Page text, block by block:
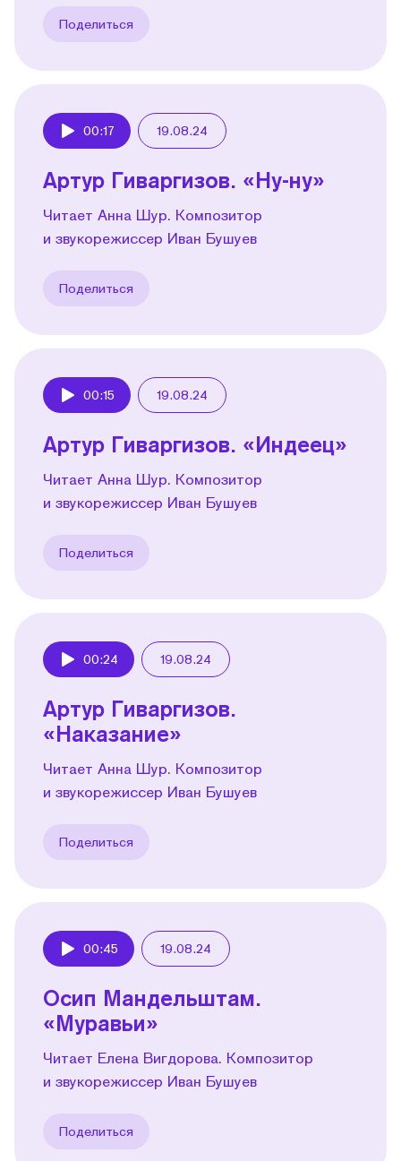
Поделиться
00:17 19.08.24
Артур Гиваргизов. «Ну-ну»
Читает Анна Шур. Композитор
и звукорежиссер Иван Бушуев
Поделиться
00:15 19.08.24
Артур Гиваргизов. «Индеец»
Читает Анна Шур. Композитор
и звукорежиссер Иван Бушуев
Поделиться
00:24 19.08.24
Артур Гиваргизов.
«Наказание»
Читает Анна Шур. Композитор
и звукорежиссер Иван Бушуев
Поделиться
00:45 19.08.24
Осип Мандельштам.
«Муравьи»
Читает Елена Вигдорова. Композитор
и звукорежиссер Иван Бушуев
Поделиться